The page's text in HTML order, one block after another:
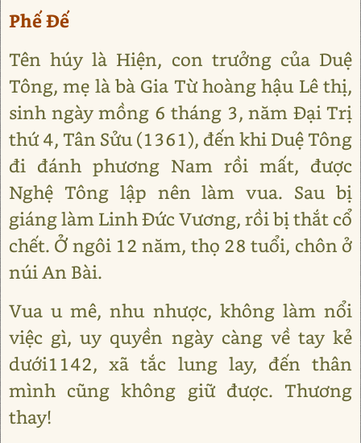
Phế Đế
Tên húy là Hiện, con trưởng của Duệ
Tông, mẹ là bà Gia Từ hoàng hậu Lê thị,
sinh ngày mồng 6 tháng 3, năm Đại Trị
thứ 4, Tân Sửu (1361), đến khi Duệ Tông
đi đánh phương Nam rồi mất, được
Nghệ Tông lập nên làm vua. Sau bị
giáng làm Linh Đức Vương, rồi bị thắt cổ
chết. Ở ngôi 12 năm, thọ 28 tuổi, chôn ở
núi An Bài.
Vua u mê, nhu nhược, không làm nổi
việc gì, uy quyền ngày càng về tay kẻ
dưới1142, xã tắc lung lay, đến thân
mình cũng không giữ được. Thương
thay!